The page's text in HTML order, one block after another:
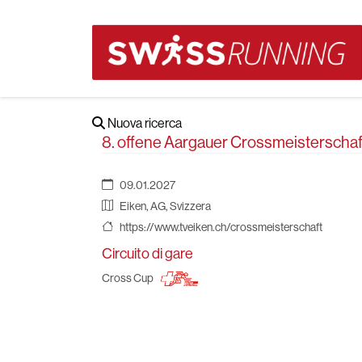
Nuova ricerca
8. offene Aargauer
09.01.2027
Eiken, AG, Svizzera
https://www.tveiken.ch/crossmeisterschaft
Circuito di gare
Cross Cup